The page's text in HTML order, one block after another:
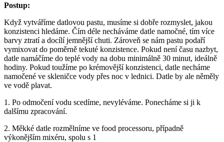
Postup:
Když vytváříme datlovou pastu, musíme si dobře rozmyslet, jakou
konzistenci hledáme. Čím déle necháváme datle namočné, tím více
barvy ztratí a docílí jemnější chuti. Zároveň se nám pastu podaří
vymixovat do poměrně tekuté konzistence. Pokud není času nazbyt,
datle namáčíme do teplé vody na dobu minimálně 30 minut, ideálně
hodiny. Pokud toužíme po krémovější konzistenci, datle necháme
namočené ve skleničce vody přes noc v lednici. Datle by ale něměly
ve vodě plavat.
1. Po odmočení vodu scedíme, nevyléváme. Ponecháme si ji k
dalšímu zpracování.
2. Měkké datle rozmělníme ve food processoru, případně
výkonějším mixéru, spolu s 1